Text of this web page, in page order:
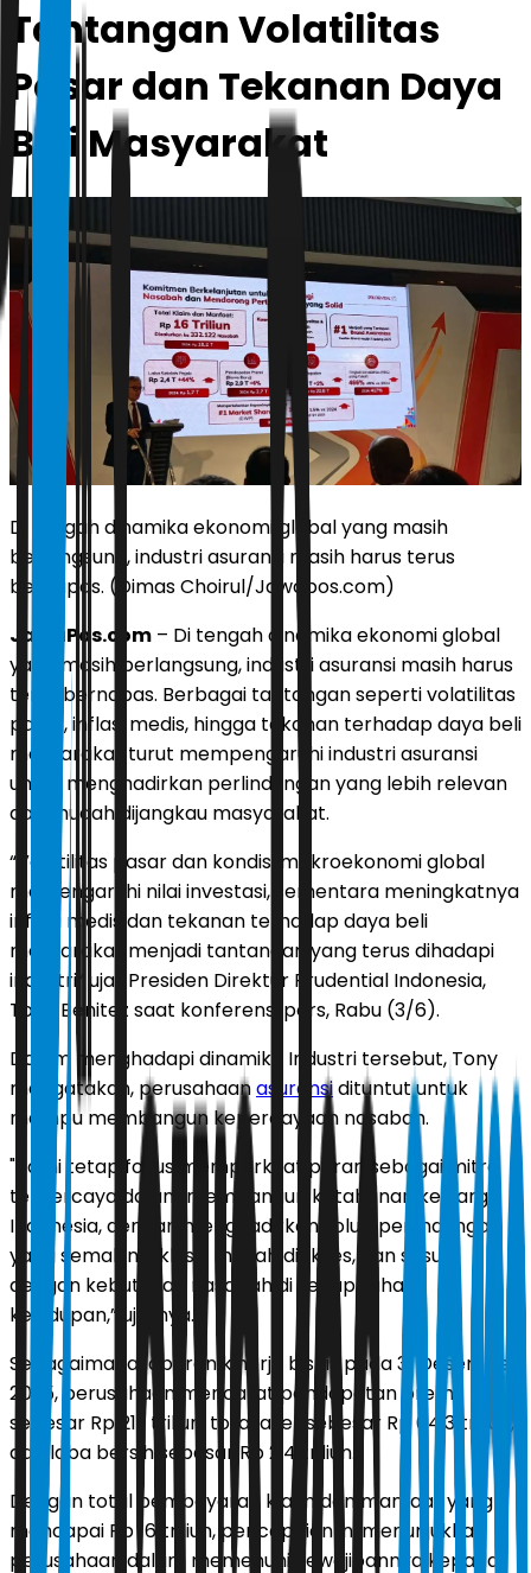
Tantangan Volatilitas
Pasar dan Tekanan Daya
Beli Masyarakat
Di tengah dinamika ekonomi global yang masih
berlangsung, industri asuransi masih harus terus
bernapas. (Dimas Choirul/Jawapos.com)
JawaPos.com – Di tengah dinamika ekonomi global
yang masih berlangsung, industri asuransi masih harus
terus bernapas. Berbagai tantangan seperti volatilitas
pasar, inflasi medis, hingga tekanan terhadap daya beli
masyarakat turut mempengaruhi industri asuransi
untuk menghadirkan perlindungan yang lebih relevan
dan mudah dijangkau masyarakat.
“Volatilitas pasar dan kondisi makroekonomi global
memengaruhi nilai investasi, sementara meningkatnya
inflasi medis dan tekanan terhadap daya beli
masyarakat menjadi tantangan yang terus dihadapi
industri” ujar Presiden Direktur Prudential Indonesia,
Tony Benitez saat konferensi pers, Rabu (3/6).
Dalam menghadapi dinamika Industri tersebut, Tony
mengatakan, perusahaanasuransidituntut untuk
mampu membangun kepercayaan nasabah.
"Kami tetap fokus memperkuat peran sebagai mitra
terpercaya dalam membangun ketahanan keluarga
Indonesia, dengan menghadirkan solusi perlindungan
yang semakin inklusif, mudah diakses, dan sesuai
dengan kebutuhan nasabah di setiap tahap
kehidupan,” ujarnya.
Sebagaimana laporan kinerja bisnis pada 31 Desember
2025, perusahaan mencatat pendapatan premi
sebesar Rp 21,1 triliun, total aset sebesar Rp 64,3 triliun,
dan laba bersih sebesar Rp 2,4 triliun.
Dengan total pembayaran klaim dan manfaat yang
mencapai Rp 16 triliun, pencapaian ini menunjukkan
perusahaan dalam memenuhi kewajibannya kepada